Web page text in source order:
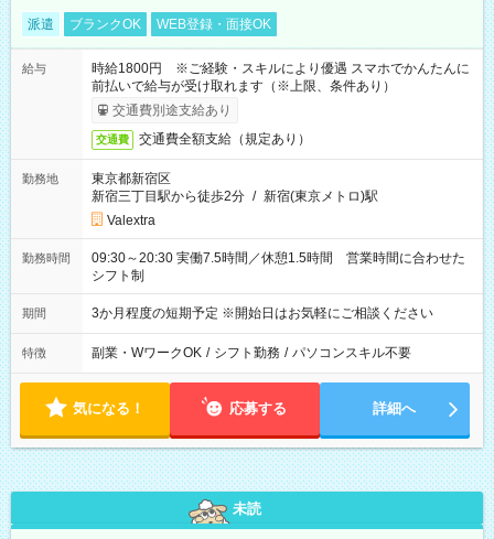
派遣 ブランクOK WEB登録・面接OK
給与
時給1800円 ※ご経験・スキルにより優遇 スマホでかんたんに
前払いで給与が受け取れます（※上限、条件あり）
交通費別途支給あり
交通費 交通費全額支給（規定あり）
勤務地
東京都新宿区
新宿三丁目駅から徒歩2分 / 新宿(東京メトロ)駅
Valextra
勤務時間
09:30～20:30 実働7.5時間／休憩1.5時間 営業時間に合わせた
シフト制
期間 3か月程度の短期予定 ※開始日はお気軽にご相談ください
特徴 副業・WワークOK / シフト勤務 / パソコンスキル不要
気になる！ 応募する 詳細へ
未読